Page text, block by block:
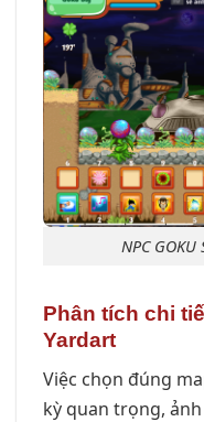
NPC GOKU
Phân tích chi
Yardart
Việc chọn đúng
kỳ quan trọng,